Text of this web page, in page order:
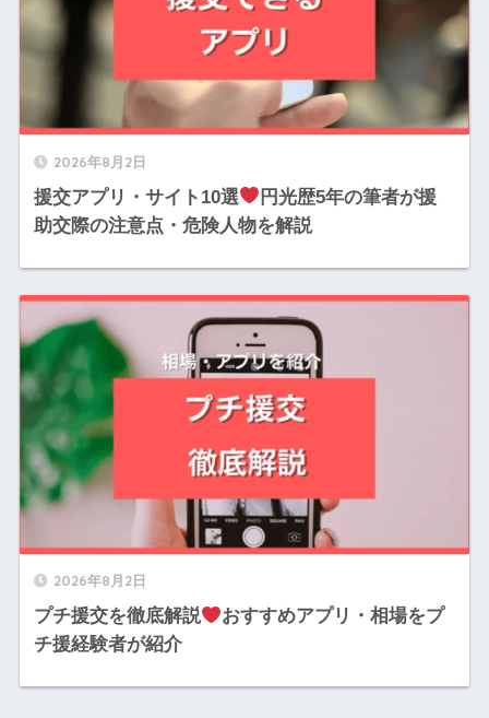
2026年8月2日
援交アプリ・サイト10選
円光歴5年の筆者が援
助交際の注意点・危険人物を解説
2026年8月2日
プチ援交を徹底解説
おすすめアプリ・相場をプ
チ援経験者が紹介